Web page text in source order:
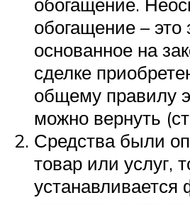
обогащение – это
основанное на
сделке
общему правилу
можно вернуть
Средства были
товар или услуг,
устанавливается